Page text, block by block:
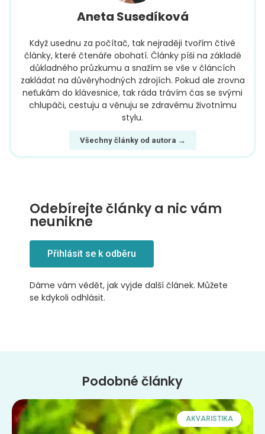
Aneta Susedíková
Když usednu za počítač, tak nejraději tvořím čtivé
články, které čtenáře obohatí. Články píši na základě
důkladného průzkumu a snažím se vše v článcích
zakládat na důvěryhodných zdrojích. Pokud ale zrovna
neťukám do klávesnice, tak ráda trávím čas se svými
chlupáči, cestuju a věnuju se zdravému životnímu
stylu.
Všechny články od autora →
Odebírejte články a nic vám
neunikne
Přihlásit se k odběru
Dáme vám vědět, jak vyjde další článek. Můžete
se kdykoli odhlásit.
Podobné články
AKVARISTIKA